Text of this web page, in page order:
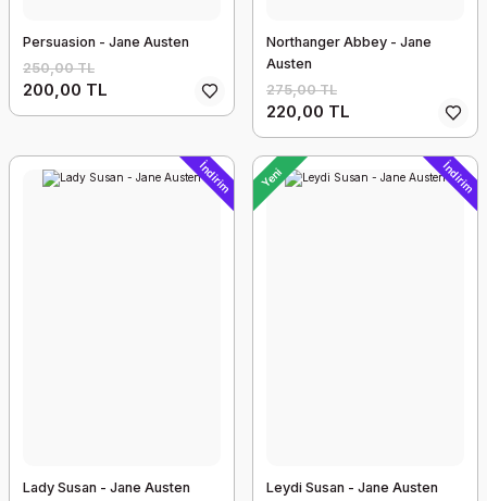
Persuasion - Jane Austen
250,00 TL
200,00 TL
Northanger Abbey - Jane
Austen
275,00 TL
220,00 TL
İndirim
Lady Susan - Jane Austen
Yeni İndirim
Leydi Susan - Jane Austen